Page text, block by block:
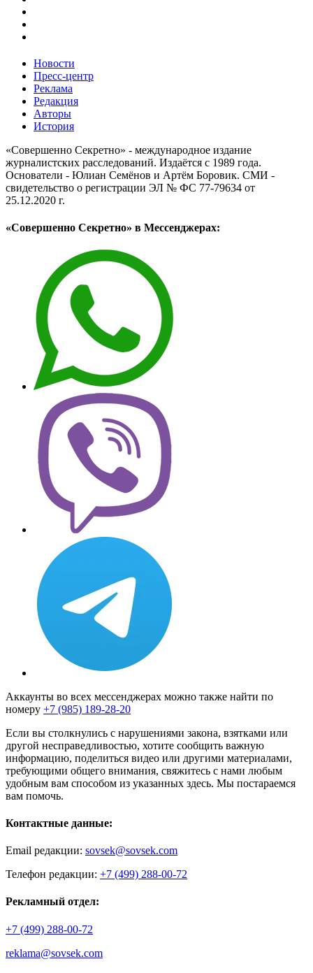
Новости
Пресс-центр
Реклама
Редакция
Авторы
История
«Совершенно Секретно» - международное издание
журналистских расследований. Издаётся с 1989 года.
Основатели - Юлиан Семёнов и Артём Боровик. CМИ -
свидетельство о регистрации ЭЛ № ФС 77-79634 от
25.12.2020 г.
«Совершенно Секретно» в Мессенджерах:
Аккаунты во всех мессенджерах можно также найти по
номеру +7 (985) 189-28-20
Если вы столкнулись с нарушениями закона, взятками или
другой несправедливостью, хотите сообщить важную
информацию, поделиться видео или другими материалами,
требующими общего внимания, свяжитесь с нами любым
удобным вам способом из указанных здесь. Мы постараемся
вам помочь.
Контактные данные:
Email редакции: sovsek@sovsek.com
Телефон редакции: +7 (499) 288-00-72
Рекламный отдел:
+7 (499) 288-00-72
reklama@sovsek.com